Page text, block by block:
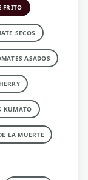
FRITO
SECOS
ASADOS
KUMATO
LA MUERTE